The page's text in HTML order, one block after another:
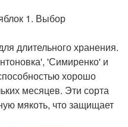
1. Выбор
длительного хранения.
'Симиренко' и
хорошо
месяцев. Эти сорта
мякоть, что защищает